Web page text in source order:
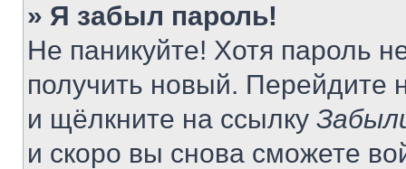
» Я забыл пароль!
Не паникуйте! Хотя пароль
получить новый. Перейдите
и щёлкните на ссылку
и скоро вы снова сможете